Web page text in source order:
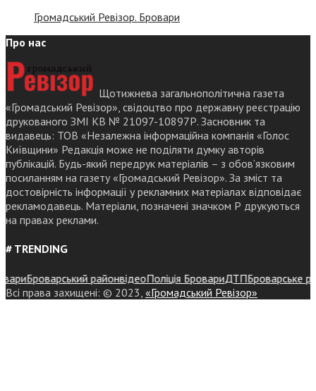
Громадський Ревізор. Бровари
Про нас
Щотижнева загальнополітична газета
«Громадський Ревізор», свідоцтво про державну реєстрацію
друкованого ЗМІ КВ № 21097-10897Р. Засновник та
видавець: ТОВ «Незалежна інформаційна компанія «Голос
Київщини» Редакція може не поділяти думку авторів
публікацій. Будь-який передрук матеріалів – з обов’язковим
посиланням на газету «Громадський Ревізор». За зміст та
достовірність інформації у рекламних матеріалах відповідає
рекламодавець. Матеріали, позначені значком Р друкуються
на правах реклами.
# TRENDING
Броварський районвідеоПоліція БровариДТПБроварське
Всі права захищені: © 2023, «Громадський Ревізор»